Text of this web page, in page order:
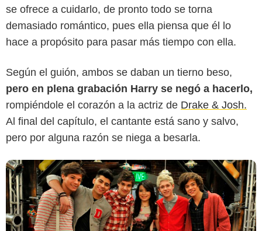
se ofrece a cuidarlo, de pronto todo se torna
demasiado romántico, pues ella piensa que él lo
hace a propósito para pasar más tiempo con ella.
Según el guión, ambos se daban un tierno beso,
pero en plena grabación Harry se negó a hacerlo,
rompiéndole el corazón a la actriz de Drake & Josh.
Al final del capítulo, el cantante está sano y salvo,
pero por alguna razón se niega a besarla.